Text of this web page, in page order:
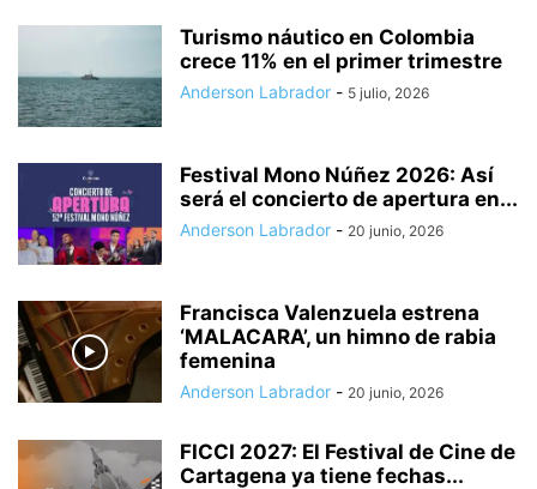
Turismo náutico en Colombia
crece 11% en el primer trimestre
Anderson Labrador - 5 julio, 2026
Festival Mono Núñez 2026: Así
será el concierto de apertura en...
Anderson Labrador - 20 junio, 2026
Francisca Valenzuela estrena
‘MALACARA’, un himno de rabia
femenina
Anderson Labrador - 20 junio, 2026
FICCI 2027: El Festival de Cine de
Cartagena ya tiene fechas...